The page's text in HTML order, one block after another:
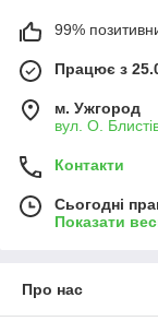
99%
Працює з
м. Ужгород
вул. О.
Контакти
Сьогодні
Показати
Про нас